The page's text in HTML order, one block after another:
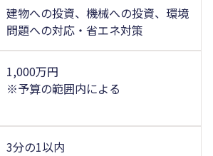
建物への投資、機械への投資、環境
問題への対応・省エネ対策
1,000万円
※予算の範囲内による
3分の1以内